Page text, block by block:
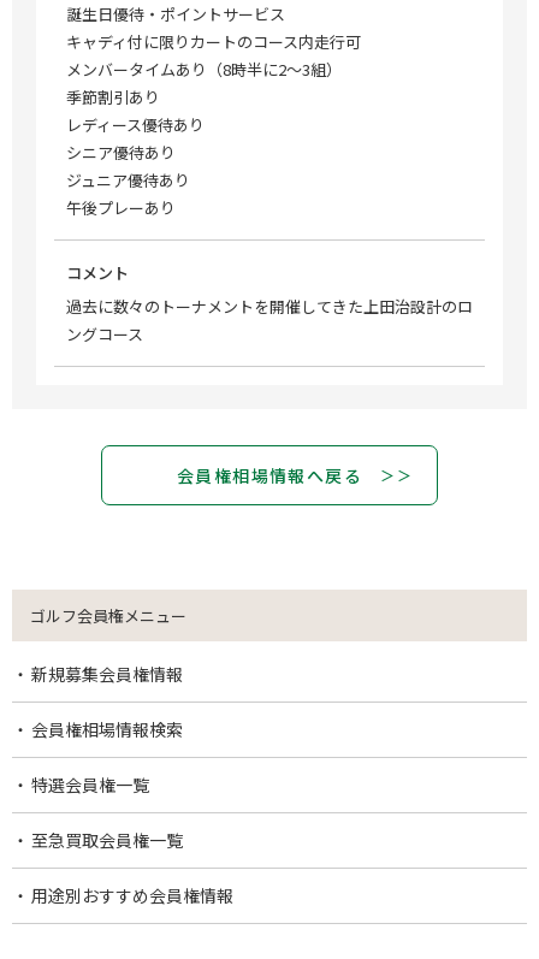
誕生日優待・ポイントサービス
キャディ付に限りカートのコース内走行可
メンバータイムあり（8時半に2～3組）
季節割引あり
レディース優待あり
シニア優待あり
ジュニア優待あり
午後プレーあり
コメント
過去に数々のトーナメントを開催してきた上田治設計のロ
ングコース
会員権相場情報へ戻る
ゴルフ会員権メニュー
新規募集会員権情報
会員権相場情報検索
特選会員権一覧
至急買取会員権一覧
用途別おすすめ会員権情報